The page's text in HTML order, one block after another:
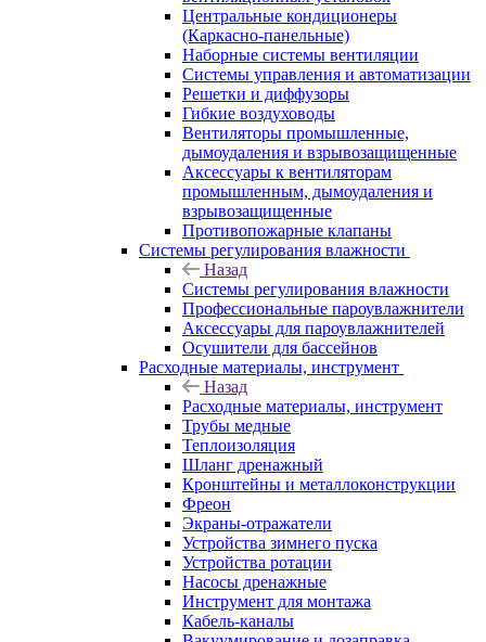
Центральные кондиционеры
(Каркасно-панельные)
Наборные системы вентиляции
Системы управления и автоматизации
Решетки и диффузоры
Гибкие воздуховоды
Вентиляторы промышленные,
дымоудаления и взрывозащищенные
Аксессуары к вентиляторам
промышленным, дымоудаления и
взрывозащищенные
Противопожарные клапаны
Системы регулирования влажности
Назад
Системы регулирования влажности
Профессиональные пароувлажнители
Аксессуары для пароувлажнителей
Осушители для бассейнов
Расходные материалы, инструмент
Назад
Расходные материалы, инструмент
Трубы медные
Теплоизоляция
Шланг дренажный
Кронштейны и металлоконструкции
Фреон
Экраны-отражатели
Устройства зимнего пуска
Устройства ротации
Насосы дренажные
Инструмент для монтажа
Кабель-каналы